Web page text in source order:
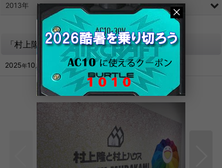
「村上隆と村上ハウス」展に行ってきました
2025年10 月
2013年